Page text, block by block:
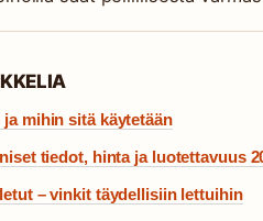
mihin sitä käytetään
tiedot, hinta ja luotettavuus
– vinkit täydellisiin lettuihin